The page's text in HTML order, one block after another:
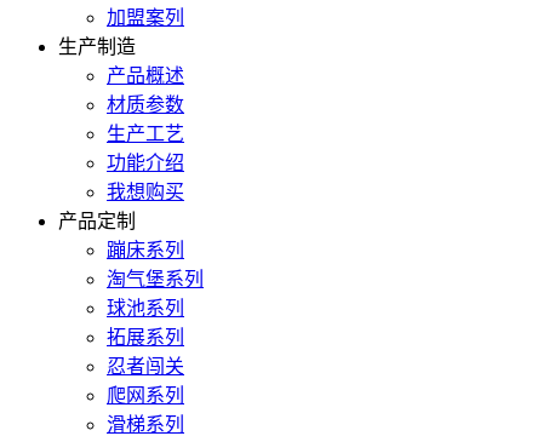
加盟案列
生产制造
产品概述
材质参数
生产工艺
功能介绍
我想购买
产品定制
蹦床系列
淘气堡系列
球池系列
拓展系列
忍者闯关
爬网系列
滑梯系列